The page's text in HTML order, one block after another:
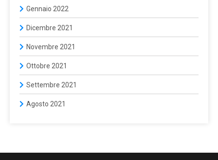
Gennaio 2022
Dicembre 2021
Novembre 2021
Ottobre 2021
Settembre 2021
Agosto 2021